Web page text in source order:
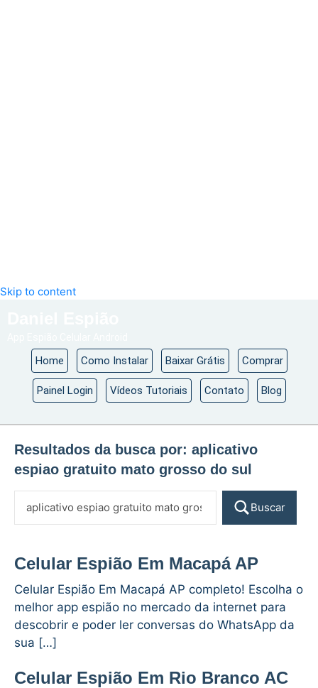
Skip to content
Home Como Instalar Baixar Grátis Comprar
Painel Login Vídeos Tutoriais Contato Blog
Resultados da busca por: aplicativo
espiao gratuito mato grosso do sul
Buscar
Celular Espião Em Macapá AP
Celular Espião Em Macapá AP completo! Escolha o
melhor app espião no mercado da internet para
descobrir e poder ler conversas do WhatsApp da
sua […]
Celular Espião Em Rio Branco AC